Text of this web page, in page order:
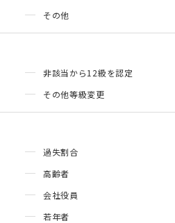
その他
非該当から12級を認定
その他等級変更
過失割合
高齢者
会社役員
若年者